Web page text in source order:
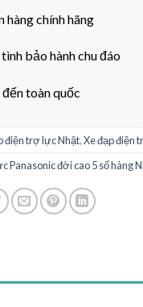
hàng chính hãng
bảo hành chu đáo
toàn quốc
điện trợ lực Nhật,Xe đạp điện
Panasonic đời cao 5 số hàng